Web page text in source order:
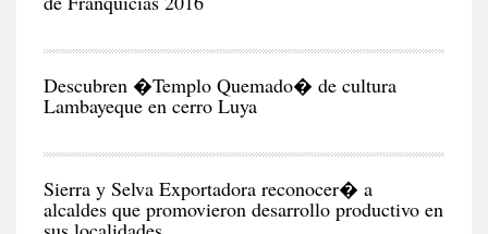
Descubren �Templo Quemado� de cultura
Lambayeque en cerro Luya
Sierra y Selva Exportadora reconocer� a
alcaldes que promovieron desarrollo productivo en